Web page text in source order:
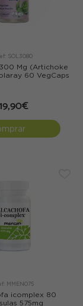
SOL3080
Mg (Artichoke
60 VegCaps
MMEN075
icomplex 80
575mg